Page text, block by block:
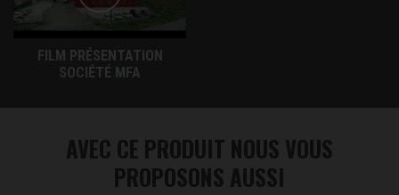
FILM PRÉSENTATION
SOCIÉTÉ MFA
AVEC CE PRODUIT NOUS VOUS
PROPOSONS AUSSI